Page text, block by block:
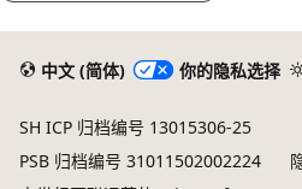
中文 (简体) 你的隐私选择
SH ICP 归档编号 13015306-25
PSB 归档编号 31011502002224